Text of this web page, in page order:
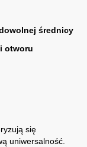
średnicy
otworu
się
uniwersalność.